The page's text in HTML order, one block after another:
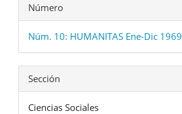
Número
Núm. 10: HUMANITAS Ene-Dic 1969
Sección
Ciencias Sociales